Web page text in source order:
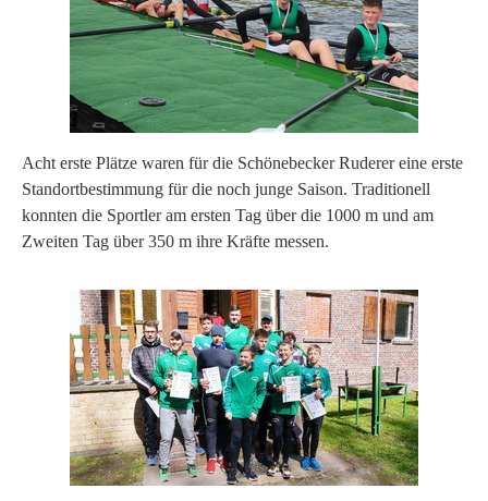
Acht erste Plätze waren für die Schönebecker Ruderer eine erste
Standortbestimmung für die noch junge Saison. Traditionell
konnten die Sportler am ersten Tag über die 1000 m und am
Zweiten Tag über 350 m ihre Kräfte messen.